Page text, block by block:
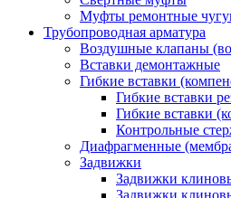
Муфты ремонтные
Трубопроводная арматура
Воздушные клапаны
Вставки демонтажные
Гибкие вставки
Гибкие вставки
Гибкие вставки
Контрольные
Диафрагменные
Задвижки
Задвижки
Задвижки